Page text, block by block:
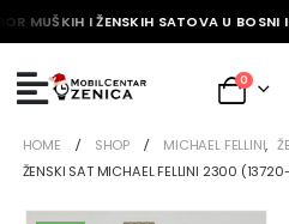
MUŠKIH I ŽENSKIH SATOVA U BOSNI
0
HOME SHOP MICHAEL FELLINI,
ŽENSKI SAT MICHAEL FELLINI 2300